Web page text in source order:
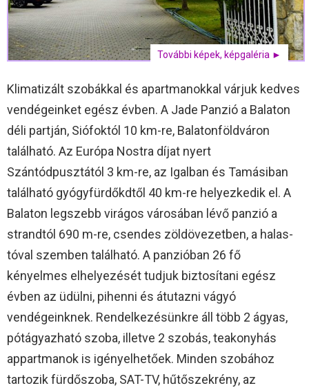
További képek, képgaléria ►
Klimatizált szobákkal és apartmanokkal várjuk kedves
vendégeinket egész évben. A Jade Panzió a Balaton
déli partján, Siófoktól 10 km-re, Balatonföldváron
található. Az Európa Nostra díjat nyert
Szántódpusztától 3 km-re, az Igalban és Tamásiban
található gyógyfürdőkdtől 40 km-re helyezkedik el. A
Balaton legszebb virágos városában lévő panzió a
strandtól 690 m-re, csendes zöldövezetben, a halas-
tóval szemben található. A panzióban 26 fő
kényelmes elhelyezését tudjuk biztosítani egész
évben az üdülni, pihenni és átutazni vágyó
vendégeinknek. Rendelkezésünkre áll több 2 ágyas,
pótágyazható szoba, illetve 2 szobás, teakonyhás
appartmanok is igényelhetőek. Minden szobához
tartozik fürdőszoba, SAT-TV, hűtőszekrény, az